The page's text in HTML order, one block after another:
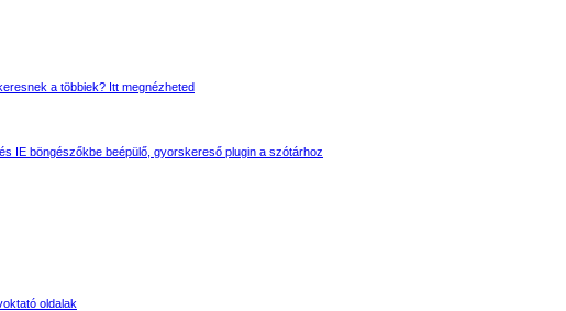
a többiek? Itt megnézheted
IE böngészőkbe beépülő, gyorskereső plugin a szótárhoz
oldalak